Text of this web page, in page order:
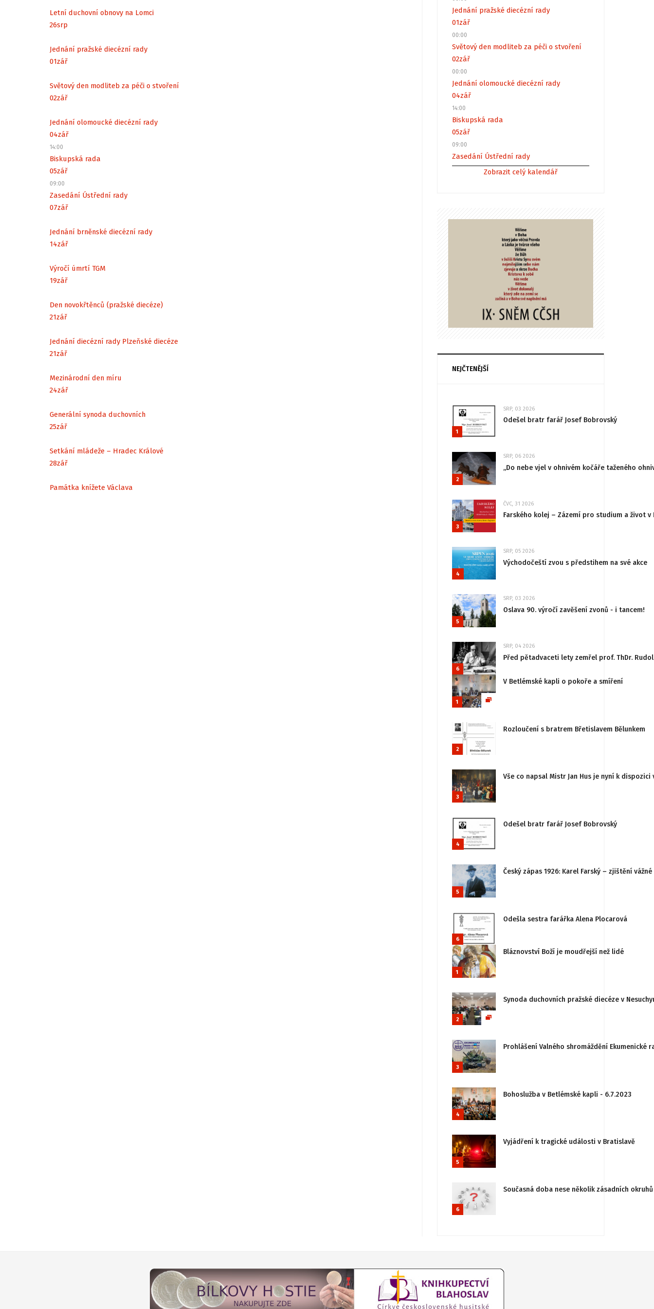
Letní duchovní obnovy na Lomci
26srp
Jednání pražské diecézní rady
01zář
Světový den modliteb za péči o stvoření
02zář
Jednání olomoucké diecézní rady
04zář
14:00
Biskupská rada
05zář
09:00
Zasedání Ústřední rady
07zář
Jednání brněnské diecézní rady
14zář
Výročí úmrtí TGM
19zář
Den novokřtěnců (pražské diecéze)
21zář
Jednání diecézní rady Plzeňské diecéze
21zář
Mezinárodní den míru
24zář
Generální synoda duchovních
25zář
Setkání mládeže – Hradec Králové
28zář
Památka knížete Václava
Jednání pražské diecézní rady
01zář
00:00
Světový den modliteb za péči o stvoření
02zář
00:00
Jednání olomoucké diecézní rady
04zář
14:00
Biskupská rada
05zář
09:00
Zasedání Ústřední rady
Zobrazit celý kalendář
NEJČTENĚJŠÍ
1
SRP, 03 2026
Odešel bratr farář Josef Bobrovský
2
SRP, 06 2026
„Do nebe vjel v ohnivém kočáře taženého
3
ČVC, 31 2026
Farského kolej – Zázemí pro studium a život v
4
SRP, 05 2026
Východočeští zvou s předstihem na své akce
5
SRP, 03 2026
Oslava 90. výročí zavěšení zvonů - i tancem!
6
SRP, 04 2026
Před pětadvaceti lety zemřel prof. ThDr.
1
V Betlémské kapli o pokoře a smíření
2
Rozloučení s bratrem Břetislavem Bělunkem
3
Vše co napsal Mistr Jan Hus je nyní k
4
Odešel bratr farář Josef Bobrovský
5
Český zápas 1926: Karel Farský – zjištění
6
Odešla sestra farářka Alena Plocarová
1
Bláznovství Boží je moudřejší než lidé
2
Synoda duchovních pražské diecéze v
3
Prohlášení Valného shromáždění
4
Bohoslužba v Betlémské kapli - 6.7.2023
5
Vyjádření k tragické události v Bratislavě
6
Současná doba nese několik zásadních